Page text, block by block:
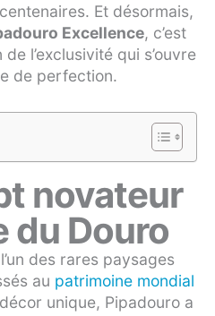
Et désormais,
Excellence, c’est
l’exclusivité qui s’ouvre
de perfection.
novateur
du Douro
des rares paysages
au patrimoine mondial
unique, Pipadouro a